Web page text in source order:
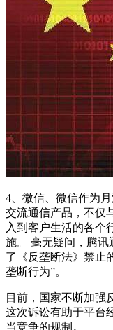
4、微信、微信作为
交流通信产品，不仅
入到客户生活的各个
施。 毫无疑问，腾讯
了《反垄断法》禁止
垄断行为”。
目前，国家不断加强
这次诉讼有助于平台
当竞争的规制。